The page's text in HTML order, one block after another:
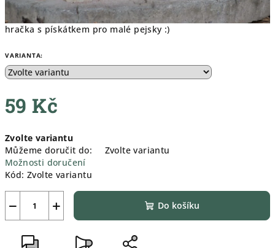
hračka s pískátkem pro malé pejsky :)
VARIANTA:
59 Kč
cena:
Zvolte variantu
Můžeme doručit do:
Zvolte variantu
Možnosti doručení
Kód: Zvolte variantu
+
− Do košíku